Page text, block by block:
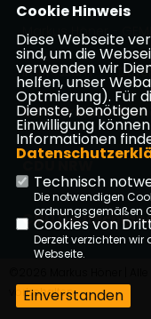
Markus Höner -
Impressum
CDU
CDU
vorbehalten.
Cookie Hinweis
Diese Webseite
sind, um die
verwenden wir
helfen, unser
Optmierung). Für
Dienste, benötigen
Einwilligung
Informationen
Technisch
Die notwendigen
ordnungsgemäßen
Cookies von
Derzeit verzichten
Webseite.
Einverstanden